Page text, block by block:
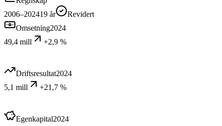
2006–202419 år
Revidert
Omsetning2024
49,4 mill
+2,9 %
Driftsresultat2024
5,1 mill
+21,7 %
Egenkapital2024